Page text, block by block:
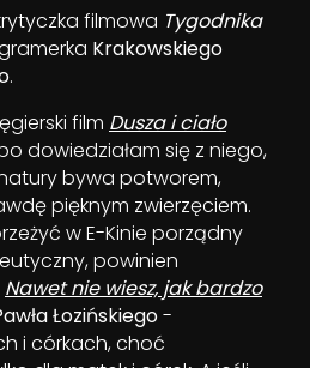
filmowa Tygodnika
Krakowskiego
.
film Dusza i ciało
dowiedziałam się z niego,
bywa potworem,
pięknym zwierzęciem.
w E-Kinie porządny
powinien
Nawet nie wiesz, jak bardzo
Łozińskiego-
i córkach, choć